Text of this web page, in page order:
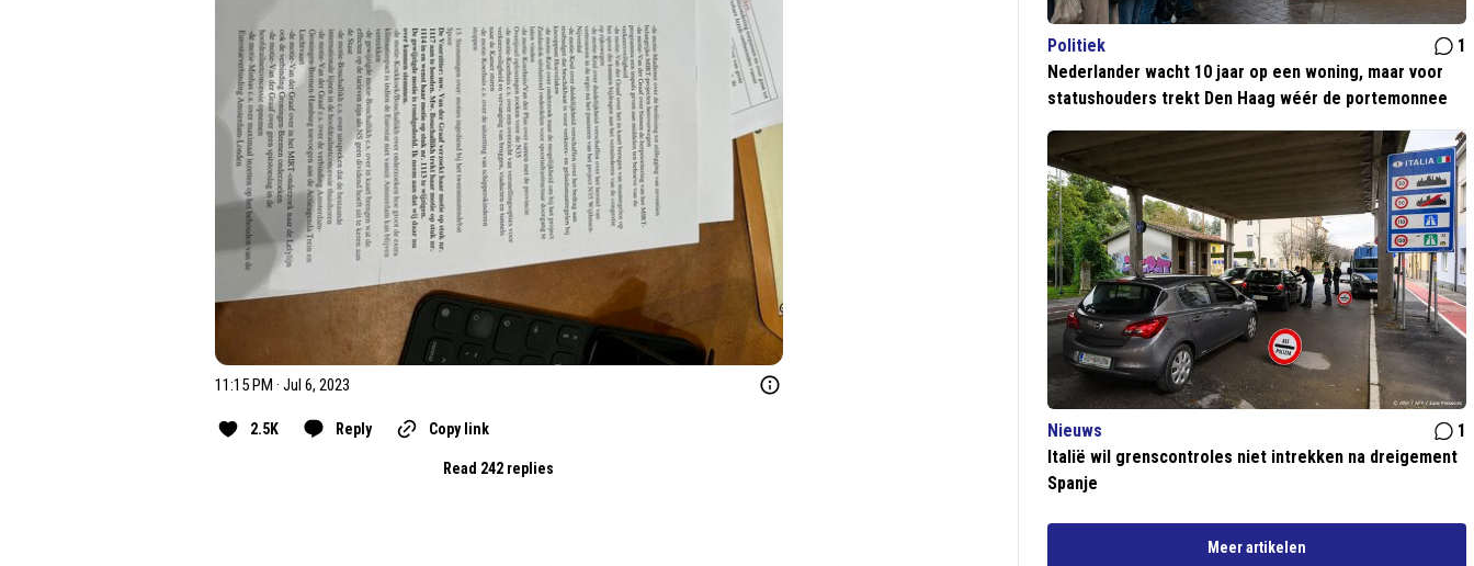
11:15 PM · Jul 6, 2023
2.5K Reply Copy link
Read 242 replies
Politiek
1
Nederlander wacht 10 jaar op een woning, maar voor
statushouders trekt Den Haag wéér de portemonnee
Nieuws
1
Italië wil grenscontroles niet intrekken na dreigement
Spanje
Meer artikelen